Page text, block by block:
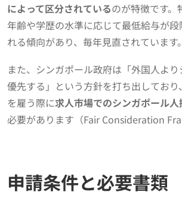
によって区分されているのが特徴です。
年齢や学歴の水準に応じて最低給与が
れる傾向があり、毎年見直されています。
また、シンガポール政府は「外国人よ
優先する」という方針を打ち出してお
を雇う際に求人市場でのシンガポール
必要があります（Fair Consideration
申請条件と必要書類